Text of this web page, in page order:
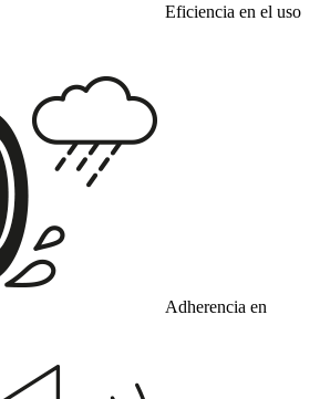
Eficiencia en el uso
Adherencia en